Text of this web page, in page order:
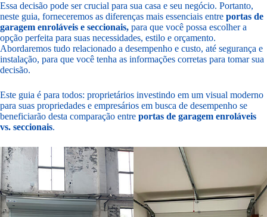
Essa decisão pode ser crucial para sua casa e seu negócio. Portanto,
neste guia, forneceremos as diferenças mais essenciais entre portas de
garagem enroláveis e seccionais, para que você possa escolher a
opção perfeita para suas necessidades, estilo e orçamento.
Abordaremos tudo relacionado a desempenho e custo, até segurança e
instalação, para que você tenha as informações corretas para tomar sua
decisão.
Este guia é para todos: proprietários investindo em um visual moderno
para suas propriedades e empresários em busca de desempenho se
beneficiarão desta comparação entre portas de garagem enroláveis
vs. seccionais.